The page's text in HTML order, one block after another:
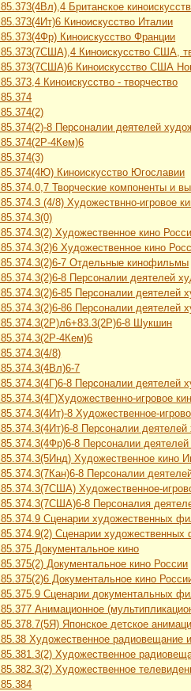
85.373(4Вл),4 Британское
85.373(4Ит)6 Киноискусство Италии
85.373(4Фр) Киноискусство Франции
85.373(7США),4 Киноискусство США,
85.373(7США)6 Киноискусство США
85.373,4 Киноискусство - творчество
85.374
85.374(2)
85.374(2)-8 Персоналии деятелей
85.374(2Р-4Кем)6
85.374(3)
85.374(4Ю) Киноискусство Югославии
85.374.0,7 Творческие компоненты и
85.374.3 (4/8) Художествнно-игровое
85.374.3(0)
85.374.3(2) Художественное кино
85.374.3(2)6 Художественное кино
85.374.3(2)6-7 Отдельные кинофильмы
85.374.3(2)6-8 Персоналии деятелей
85.374.3(2)6-85 Персоналии деятелей
85.374.3(2)6-86 Персоналии деятелей
85.374.3(2Р)л6+83.3(2Р)6-8 Шукшин
85.374.3(2Р-4Кем)6
85.374.3(4/8)
85.374.3(4Вл)6-7
85.374.3(4Г)6-8 Персоналии деятелей
85.374.3(4Г)Художественно-игровое
85.374.3(4Ит)-8 Художественное-
85.374.3(4Ит)6-8 Персоналии
85.374.3(4Фр)6-8 Персоналии
85.374.3(5Инд) Художественное кино
85.374.3(7Кан)6-8 Персоналии
85.374.3(7США) Художественное-
85.374.3(7США)6-8 Персоналия
85.374.9 Сценарии художественных
85.374.9(2) Сценарии
85.375 Документальное кино
85.375(2) Документальное кино России
85.375(2)6 Документальное кино
85.375.9 Сценарии документальных
85.377 Анимационное
85.378.7(5Я) Японское детское
85.38 Художественное радиовещание
85.381.3(2) Художественное
85.382.3(2) Художественное
85.384